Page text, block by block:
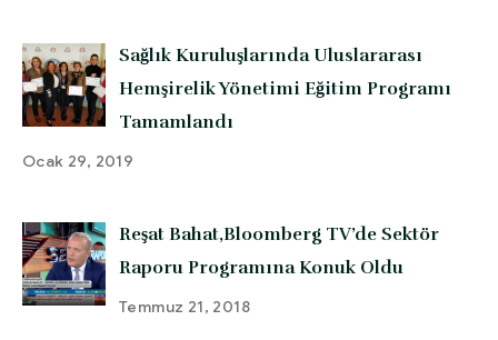
Sağlık Kuruluşlarında Uluslararası
Hemşirelik Yönetimi Eğitim Programı
Tamamlandı
Ocak 29, 2019
Reşat Bahat,Bloomberg TV’de Sektör
Raporu Programına Konuk Oldu
Temmuz 21, 2018